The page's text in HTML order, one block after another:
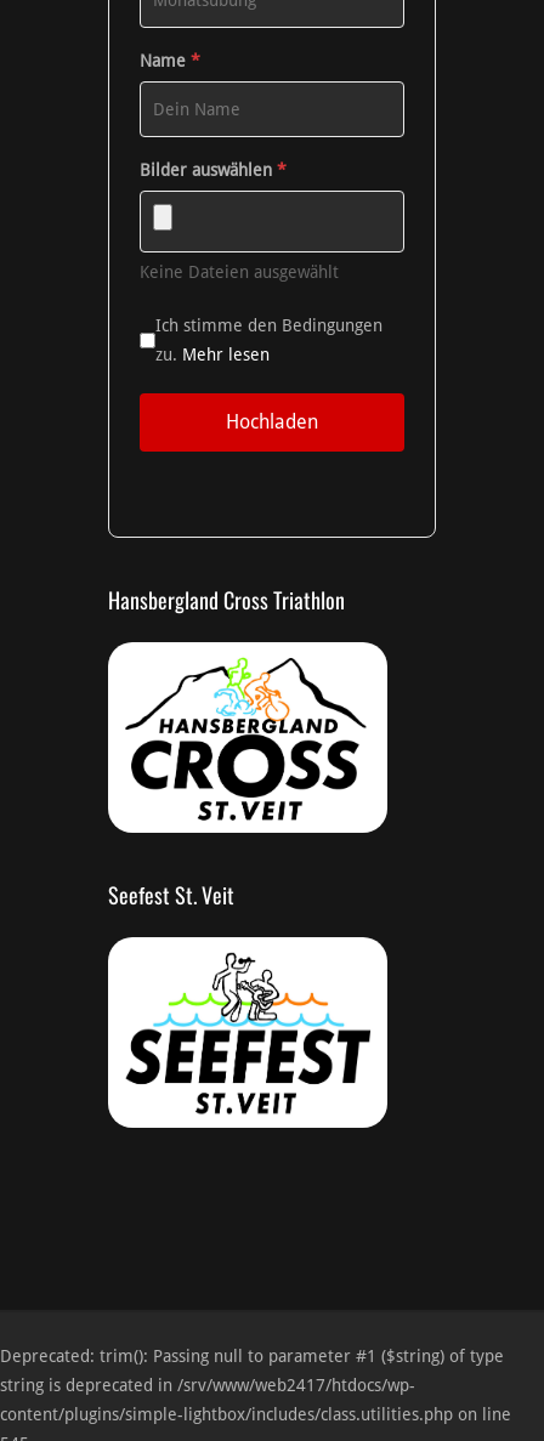
Name *
Bilder auswählen *
Keine Dateien ausgewählt
Ich stimme den Bedingungen
zu. Mehr lesen
Hochladen
Hansbergland Cross Triathlon
Seefest St. Veit
Deprecated: trim(): Passing null to parameter #1 ($string) of type
string is deprecated in /srv/www/web2417/htdocs/wp-
content/plugins/simple-lightbox/includes/class.utilities.php on line